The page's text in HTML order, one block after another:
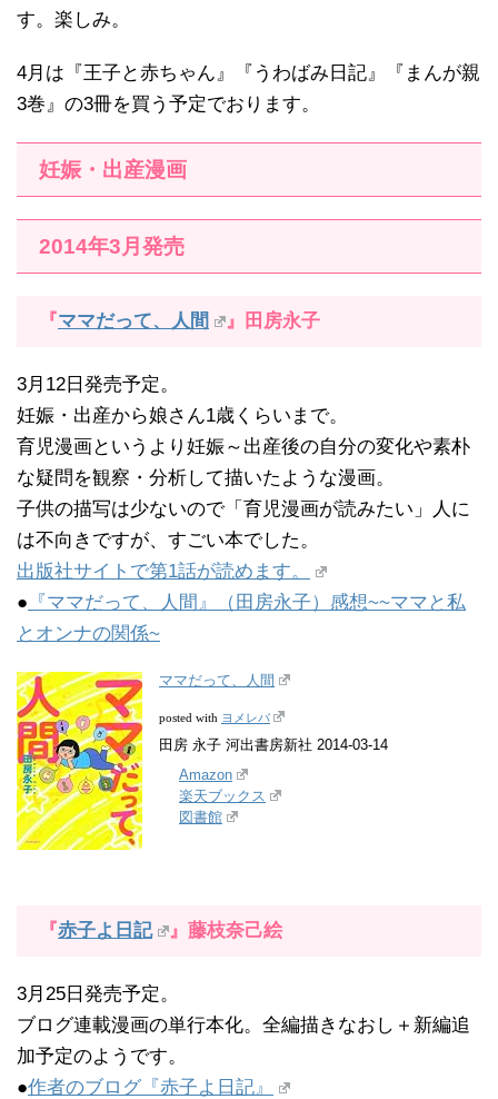
す。楽しみ。
4月は『王子と赤ちゃん』『うわばみ日記』『まんが親
3巻』の3冊を買う予定でおります。
妊娠・出産漫画
2014年3月発売
『ママだって、人間 』田房永子
3月12日発売予定。
妊娠・出産から娘さん1歳くらいまで。
育児漫画というより妊娠～出産後の自分の変化や素朴
な疑問を観察・分析して描いたような漫画。
子供の描写は少ないので「育児漫画が読みたい」人に
は不向きですが、すごい本でした。
出版社サイトで第1話が読めます。
● 『ママだって、人間』（田房永子）感想~~ママと私
とオンナの関係~
ママだって、人間
posted with ヨメレバ
田房 永子 河出書房新社 2014-03-14
Amazon
楽天ブックス
図書館
『赤子よ日記 』藤枝奈己絵
3月25日発売予定。
ブログ連載漫画の単行本化。全編描きなおし＋新編追
加予定のようです。
●作者のブログ『赤子よ日記』